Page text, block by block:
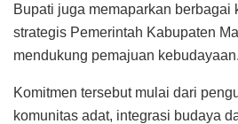
Bupati juga memaparkan berbagai
strategis Pemerintah Kabupaten
mendukung pemajuan kebudayaan.
Komitmen tersebut mulai dari
komunitas adat, integrasi budaya